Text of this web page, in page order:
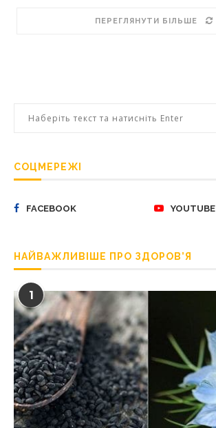
ПЕРЕГЛЯНУТИ БІЛЬШЕ
СОЦМЕРЕЖІ
FACEBOOK YOUTUBE
НАЙВАЖЛИВІШЕ ПРО ЗДОРОВ’Я
1